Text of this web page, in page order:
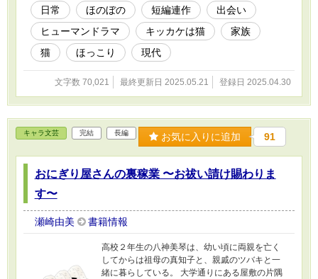
日常 ほのぼの 短編連作
出会い
ヒューマンドラマ
キッカケは猫
家族
猫
ほっこり 現代
文字数 70,021 最終更新日 2025.05.21 登録日 2025.04.30
キャラ文芸 完結 長編 お気に入りに追加 91
おにぎり屋さんの裏稼業 〜お祓い請け賜わりま
す〜
瀬崎由美 書籍情報
高校２年生の八神美琴は、幼い頃に両親を亡く
してからは祖母の真知子と、親戚のツバキと一
緒に暮らしている。 大学通りにある屋敷の片隅